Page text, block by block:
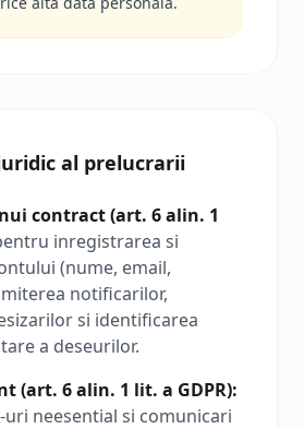
al prelucrarii
contract (art. 6 alin. 1
inregistrarea si
(nume, email,
notificarilor,
si identificarea
a deseurilor.
(art. 6 alin. 1 lit. a GDPR):
neesential si comunicari